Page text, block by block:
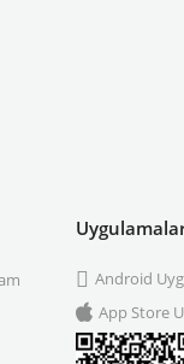
Android
App Store